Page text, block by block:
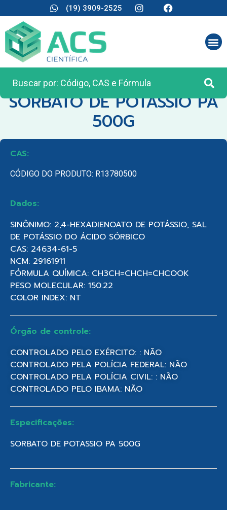
(19) 3909-2525
CATEGORIA:REAGENTES ANALÍTICOS
SORBATO DE POTASSIO PA
500G
CAS:
CÓDIGO DO PRODUTO: R13780500
Dados:
SINÔNIMO: 2,4-HEXADIENOATO DE POTÁSSIO, SAL
DE POTÁSSIO DO ÁCIDO SÓRBICO
CAS: 24634-61-5
NCM: 29161911
FÓRMULA QUÍMICA: CH3CH=CHCH=CHCOOK
PESO MOLECULAR: 150.22
COLOR INDEX: NT
Órgão de controle:
CONTROLADO PELO EXÉRCITO: : NÃO
CONTROLADO PELA POLÍCIA FEDERAL: NÃO
CONTROLADO PELA POLÍCIA CIVIL: : NÃO
CONTROLADO PELO IBAMA: NÃO
Especificações:
SORBATO DE POTASSIO PA 500G
Fabricante: